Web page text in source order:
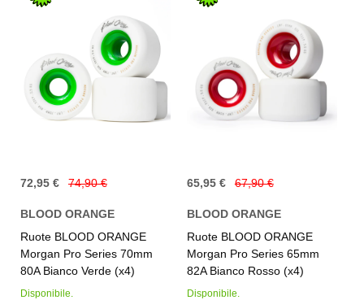
72,95 € 74,90 €
BLOOD ORANGE
Ruote BLOOD ORANGE
Morgan Pro Series 70mm
80A Bianco Verde (x4)
Disponibile.
65,95 € 67,90 €
BLOOD ORANGE
Ruote BLOOD ORANGE
Morgan Pro Series 65mm
82A Bianco Rosso (x4)
Disponibile.